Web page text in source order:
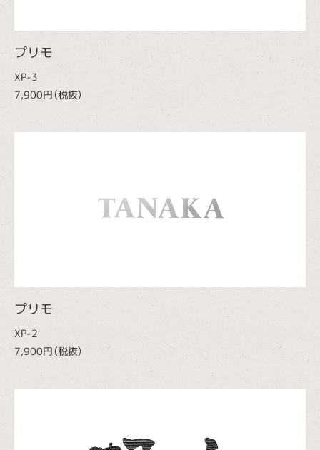
プリモ
XP-3
7,900円（税抜）
プリモ
XP-2
7,900円（税抜）